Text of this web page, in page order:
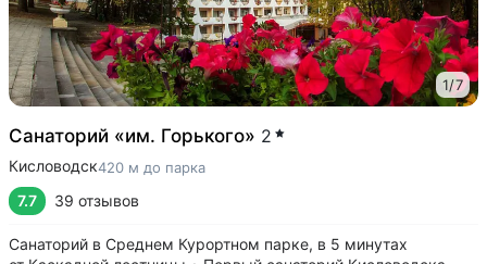
1/7
Санаторий «им. Горького» 2
Кисловодск420 м до парка
7.7 39 отзывов
Санаторий в Среднем Курортном парке, в 5 минутах